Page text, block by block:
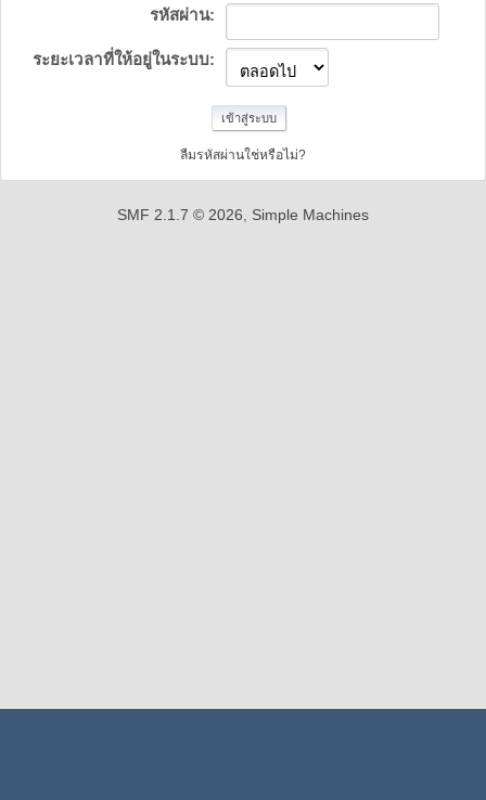
รหัสผ่าน:
ระยะเวลาที่ให้อยู่ในระบบ:
ลืมรหัสผ่านใช่หรือไม่?
SMF 2.1.7 © 2026, Simple Machines